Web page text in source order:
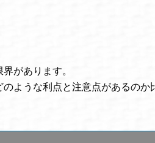
があります。
ような利点と注意点があるのか